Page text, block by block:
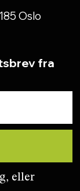
Oslo
fra
eller